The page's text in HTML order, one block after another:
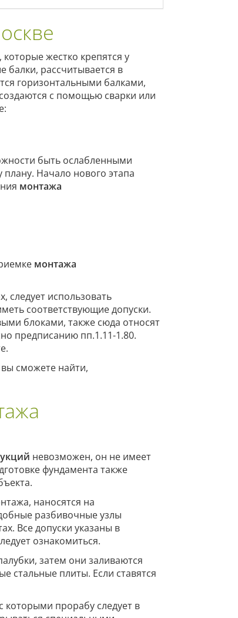
жестко крепятся у
балки, рассчитывается в
горизонтальными балками,
с помощью сварки или
быть ослабленными
Начало нового этапа
монтажа
монтажа
следует использовать
соответствующие допуски.
блоками, также сюда относят
предписанию пп.1.11-1.80.
вы сможете найти,
невозможен, он не имеет
фундамента также
наносятся на
разбивочные узлы
Все допуски указаны в
ознакомиться.
затем они заливаются
стальные плиты. Если ставятся
которыми прорабу следует в